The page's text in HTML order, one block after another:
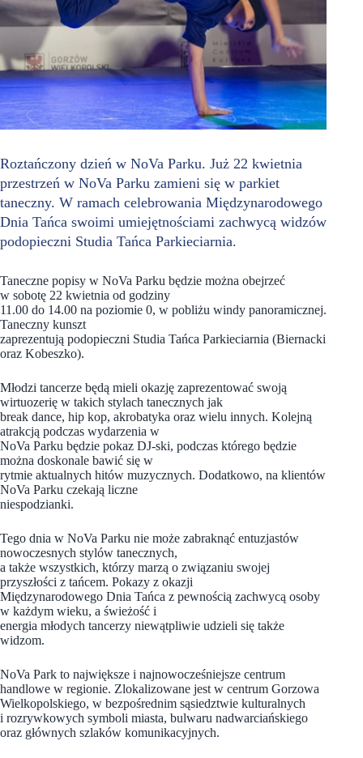
Roztańczony dzień w NoVa Parku. Już 22 kwietnia
przestrzeń w NoVa Parku zamieni się w parkiet
taneczny. W ramach celebrowania Międzynarodowego
Dnia Tańca swoimi umiejętnościami zachwycą widzów
podopieczni Studia Tańca Parkieciarnia.
Taneczne popisy w NoVa Parku będzie można obejrzeć
w sobotę 22 kwietnia od godziny
11.00 do 14.00 na poziomie 0, w pobliżu windy panoramicznej.
Taneczny kunszt
zaprezentują podopieczni Studia Tańca Parkieciarnia (Biernacki
oraz Kobeszko).
Młodzi tancerze będą mieli okazję zaprezentować swoją
wirtuozerię w takich stylach tanecznych jak
break dance, hip kop, akrobatyka oraz wielu innych. Kolejną
atrakcją podczas wydarzenia w
NoVa Parku będzie pokaz DJ-ski, podczas którego będzie
można doskonale bawić się w
rytmie aktualnych hitów muzycznych. Dodatkowo, na klientów
NoVa Parku czekają liczne
niespodzianki.
Tego dnia w NoVa Parku nie może zabraknąć entuzjastów
nowoczesnych stylów tanecznych,
a także wszystkich, którzy marzą o związaniu swojej
przyszłości z tańcem. Pokazy z okazji
Międzynarodowego Dnia Tańca z pewnością zachwycą osoby
w każdym wieku, a świeżość i
energia młodych tancerzy niewątpliwie udzieli się także
widzom.
NoVa Park to największe i najnowocześniejsze centrum
handlowe w regionie. Zlokalizowane jest w centrum Gorzowa
Wielkopolskiego, w bezpośrednim sąsiedztwie kulturalnych
i rozrywkowych symboli miasta, bulwaru nadwarciańskiego
oraz głównych szlaków komunikacyjnych.